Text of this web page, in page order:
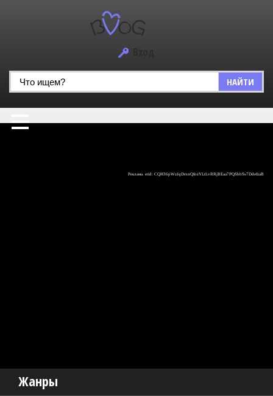
НАЙТИ
Жанры